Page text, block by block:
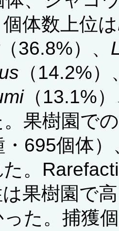
体数上位は
（36.8%）、
（14.2%）
（13.1%
果樹園で
・695個体
。
果樹園で
た。捕獲